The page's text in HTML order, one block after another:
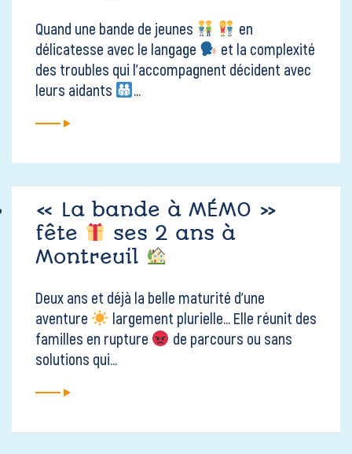
Quand une bande de jeunes
en
délicatesse avec le langage
et la complexité
des troubles qui l'accompagnent décident avec
leurs aidants
« La bande à MÉMO »
fête
ses 2 ans à
Montreuil
Deux ans et déjà la belle maturité d'une
aventure
largement plurielle... Elle réunit des
familles en rupture
de parcours ou sans
solutions qui...